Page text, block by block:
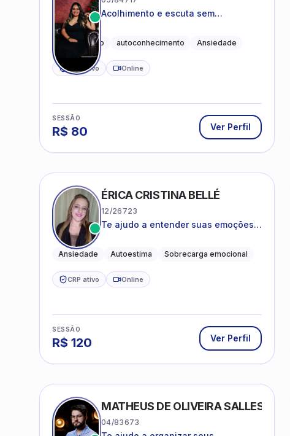
Acolhimento e escuta sem
Acolhimento autoconhecimento Ansiedade
CRP ativo Online
SESSÃO
R$ 80 Ver Perfil
ÉRICA CRISTINA BELLÉ
12/26723
Te ajudo a entender suas emoções e
lidar com o que você está vivendo
Ansiedade Autoestima Sobrecarga emocional
CRP ativo Online
SESSÃO
R$ 120 Ver Perfil
MATHEUS DE OLIVEIRA SALLES
04/83673